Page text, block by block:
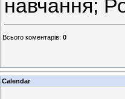
навчання;
Всього коментарів: 0
Calendar